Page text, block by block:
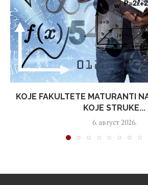
KOJE FAKULTETE MATURANTI
KOJE STRUKE...
6. август 2026.